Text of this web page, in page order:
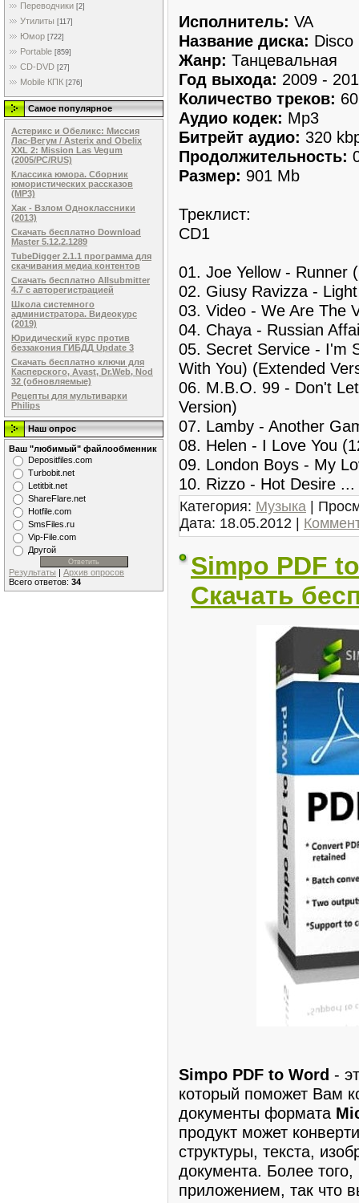
Переводчики [2]
Утилиты [117]
Юмор [722]
Portable [859]
CD-DVD [27]
Mobile КПК [276]
Самое популярное
Астерикс и Обеликс: Миссия
Лас-Вегум / Asterix and Obelix
XXL 2: Mission Las Vegum
(2005/PC/RUS)
Классика юмора. Сборник
юмористических рассказов
(MP3)
Хак - Взлом Одноклассники
(2013)
Скачать бесплатно Download
Master 5.12.2.1289
TubeDigger 2.1.1 программа для
скачивания медиа контентов
Скачать бесплатно Allsubmitter
4.7 с авторегистрацией
Школа системного
администратора. Видеокурс
(2019)
Юридический курс против
беззакония ГИБДД Update 3
Скачать бесплатно ключи для
Касперского, Avast, Dr.Web, Nod
32 (обновляемые)
Рецепты для мультиварки
Philips
Наш опрос
Ваш "любимый" файлообменник
Dеpоsitfilеs.com
Turbobit.net
Letitbit.net
ShareFlare.net
Hotfile.com
SmsFiles.ru
Vip-File.com
Другой
Результаты | Архив опросов
Всего ответов: 34
Исполнитель: VA
Название диска: Disco
Жанр: Танцевальная
Год выхода: 2009 -
Количество треков: 60
Аудио кодек: Mp3
Битрейт аудио: 320
Продолжительность:
Размер: 901 Mb
Треклист:
CD1
01. Joe Yellow - Runner
02. Giusy Ravizza -
03. Video - We Are The
04. Chaya - Russian
05. Secret Service - I'm
With You) (Extended
06. M.B.O. 99 - Don't
Version)
07. Lamby - Another
08. Helen - I Love You
09. London Boys - My
10. Rizzo - Hot Desire ...
Категория: Музыка |
Дата: 18.05.2012 |
Simpo PDF
Скачать
Simpo PDF to Word -
который поможет Вам
документы формата
продукт может
структуры, текста,
документа. Более
приложением, так что